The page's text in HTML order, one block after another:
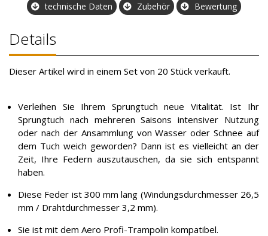
technische Daten Zubehör Bewertung
Details
Dieser Artikel wird in einem Set von 20 Stück verkauft.
Verleihen Sie Ihrem Sprungtuch neue Vitalität. Ist Ihr
Sprungtuch nach mehreren Saisons intensiver Nutzung
oder nach der Ansammlung von Wasser oder Schnee auf
dem Tuch weich geworden? Dann ist es vielleicht an der
Zeit, Ihre Federn auszutauschen, da sie sich entspannt
haben.
Diese Feder ist 300 mm lang (Windungsdurchmesser 26,5
mm / Drahtdurchmesser 3,2 mm).
Sie ist mit dem Aero Profi-Trampolin kompatibel.